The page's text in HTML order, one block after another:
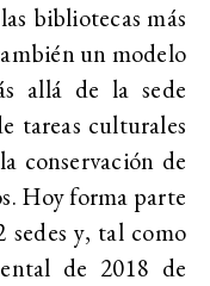
bibliotecas más
un modelo
allá de la sede
tareas culturales
conservación de
Hoy forma parte
y, tal como
de 2018 de